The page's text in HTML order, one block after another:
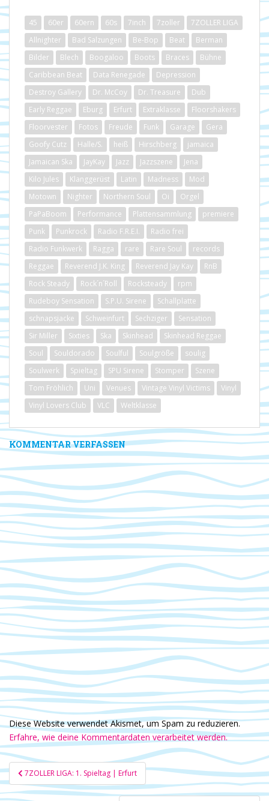
45 60er 60ern 60s 7inch 7zoller
7ZOLLER LIGA
Allnighter
Bad Salzungen Be-Bop Beat
Berman
Bilder
Blech Boogaloo Boots Braces
Bühne
Caribbean Beat
Data Renegade
Depression
Destroy Gallery
Dr. McCoy Dr. Treasure
Dub
Early Reggae
Eburg Erfurt Extraklasse
Floorshakers
Floorvester
Fotos Freude Funk Garage
Gera
Goofy Cutz
Halle/S. heiß Hirschberg
jamaica
Jamaican Ska
JayKay Jazz Jazzszene
Jena
Kilo Jules
Klanggerüst Latin Madness
Mod
Motown
Nighter Northern Soul Oi
Orgel
PaPaBoom
Performance Plattensammlung
premiere
Punk
Punkrock Radio F.R.E.I.
Radio frei
Radio Funkwerk
Ragga rare Rare Soul
records
Reggae
Reverend J.K. King Reverend Jay Kay
RnB
Rock Steady
Rock´n´Roll Rocksteady
rpm
Rudeboy Sensation
S.P.U. Sirene
Schallplatte
schnapsjacke
Schweinfurt Sechziger
Sensation
Sir Miller
Sixties Ska Skinhead
Skinhead Reggae
Soul
Souldorado Soulful Soulgröße
soulig
Soulwerk
Spieltag SPU Sirene Stomper
Szene
Tom Fröhlich
Uni Venues Vintage Vinyl Victims
Vinyl
Vinyl Lovers Club
VLC Weltklasse
KOMMENTAR VERFASSEN
Diese Website verwendet Akismet, um Spam zu reduzieren.
Erfahre, wie deine Kommentardaten verarbeitet werden.
Beitragsnavigation
7ZOLLER LIGA: 1. Spieltag | Erfurt